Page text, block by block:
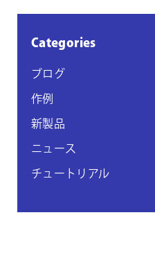
Categories
ブログ
作例
新製品
ニュース
チュートリアル